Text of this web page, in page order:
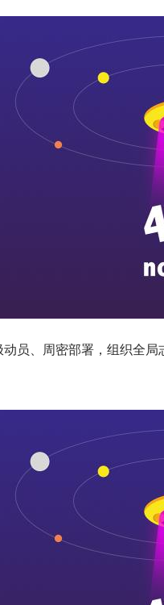
、周密部署，组织全局